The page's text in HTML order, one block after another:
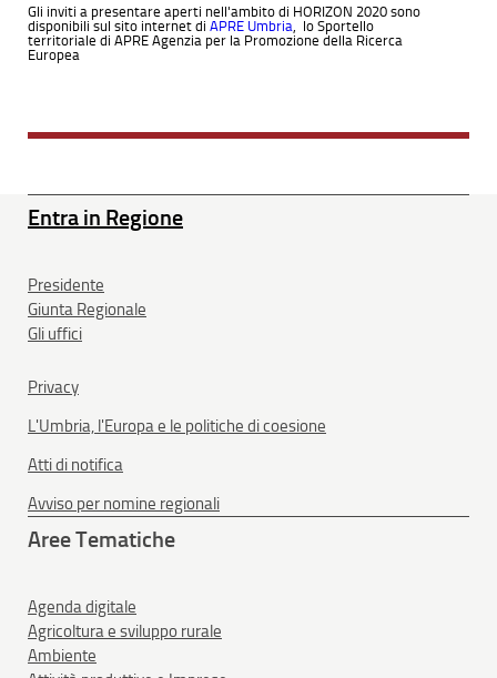
Gli inviti a presentare aperti nell'ambito di HORIZON 2020 sono
disponibili sul sito internet di APRE Umbria , lo Sportello
territoriale di APRE Agenzia per la Promozione della Ricerca
Europea
Entra in Regione
Presidente
Giunta Regionale
Gli uffici
Privacy
L'Umbria, l'Europa e le politiche di coesione
Atti di notifica
Avviso per nomine regionali
Aree Tematiche
Agenda digitale
Agricoltura e sviluppo rurale
Ambiente